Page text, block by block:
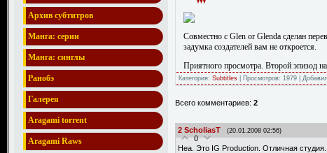
Архив субтитров
Манга: серии
Манга: синглы
Ранобэ
Галерея
Aragami torrent
Aragami Raws
Совместно с Glen or Glenda сделан
задумка создателей вам не откроется.
Приятного просмотра. Второй эпизод
Категория: Subtitles | Просмотров: 1979 |
Всего комментариев: 2
2 ScholiasT (20.01.2008 02:56)
0
Неа. Это IG Production. Отличная